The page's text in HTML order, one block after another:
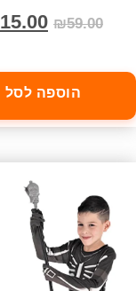
₪59.00
15.00
הוספה לסל